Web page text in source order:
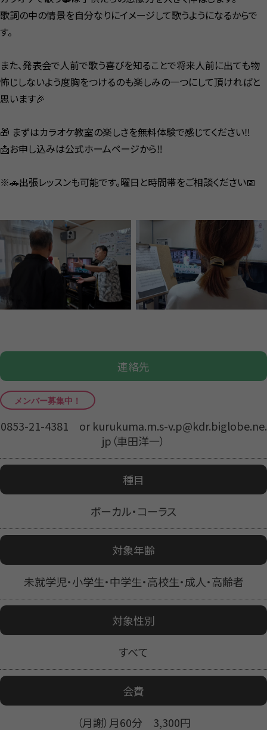
歌詞の中の情景を自分なりにイメージして歌うようになるからで
す。
また、発表会で人前で歌う喜びを知ることで将来人前に出ても物
怖じしないよう度胸をつけるのも楽しみの一つにして頂ければと
思います🎉
🎁 まずはカラオケ教室の楽しさを無料体験で感じてください‼️
📩お申し込みは公式ホームページから‼️
※🚗出張レッスンも可能です。曜日と時間帯をご相談ください📅
連絡先
0853-21-4381 or kurukuma.m.s-v.p@kdr.biglobe.ne.
jp（車田洋一）
種目
ボーカル・コーラス
対象年齢
未就学児・小学生・中学生・高校生・成人・高齢者
対象性別
すべて
会費
（月謝）月60分 3,300円